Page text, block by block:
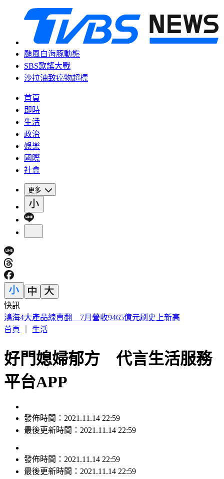
颱風白海豚動態
SBS歌謠大戰
沙拉油致癌物超標
首頁
即時
生活
政治
娛樂
國際
社會
更多
快訊
「蓋簽名」遭出征！東發號塗漆 沈伯洋、蔣萬安簽名全不留
首頁
生活
好門媳婦郁方 代言生活服務
平台APP
發佈時間：2021.11.14 22:59
最後更新時間：2021.11.14 22:59
發佈時間： 2021.11.14 22:59
最後更新時間： 2021.11.14 22:59